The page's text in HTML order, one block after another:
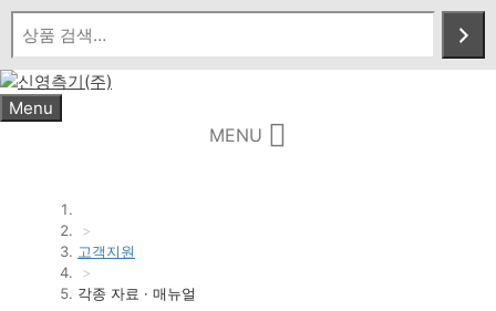
Skip
content
Menu
MENU
>
고객지원
>
각종 자료 · 매뉴얼